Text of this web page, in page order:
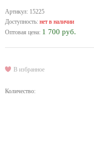
Артикул: 15225
Доступность: нет в наличии
Оптовая цена: 1 700 руб.
В избранное
Количество: